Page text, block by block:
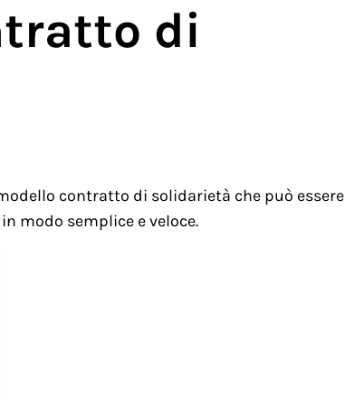
di
contratto di solidarietà che può essere
modo semplice e veloce.